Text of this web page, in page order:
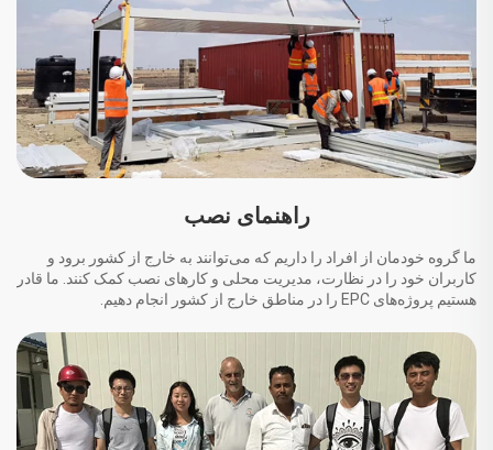
راهنمای نصب
ما گروه خودمان از افراد را داریم که می‌توانند به خارج از کشور برود و
کاربران خود را در نظارت، مدیریت محلی و کارهای نصب کمک کنند. ما قادر
هستیم پروژه‌های EPC را در مناطق خارج از کشور انجام دهیم.